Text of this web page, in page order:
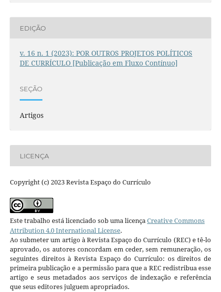
EDIÇÃO
v. 16 n. 1 (2023): POR OUTROS PROJETOS POLÍTICOS
DE CURRÍCULO [Publicação em Fluxo Contínuo]
SEÇÃO
Artigos
LICENÇA
Copyright (c) 2023 Revista Espaço do Currículo
Este trabalho está licenciado sob uma licençaCreative Commons
Attribution 4.0 International License.
Ao submeter um artigo à Revista Espaço do Currículo (REC) e tê-lo
aprovado, os autores concordam em ceder, sem remuneração, os
seguintes direitos à Revista Espaço do Currículo: os direitos de
primeira publicação e a permissão para que a REC redistribua esse
artigo e seus metadados aos serviços de indexação e referência
que seus editores julguem apropriados.